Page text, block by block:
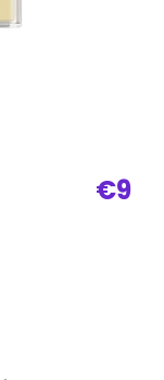
Prix
€9